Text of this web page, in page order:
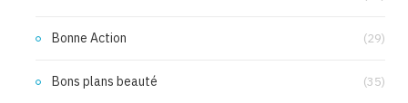
Bonne Action (29)
Bons plans beauté (35)